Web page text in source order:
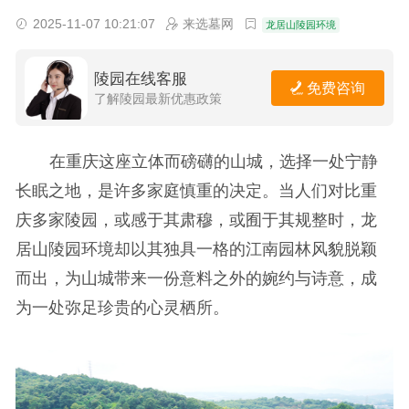
2025-11-07 10:21:07 来选墓网 龙居山陵园环境
陵园在线客服
了解陵园最新优惠政策
免费咨询
在重庆这座立体而磅礴的山城，选择一处宁静
长眠之地，是许多家庭慎重的决定。当人们对比重
庆多家陵园，或感于其肃穆，或囿于其规整时，龙
居山陵园环境却以其独具一格的江南园林风貌脱颖
而出，为山城带来一份意料之外的婉约与诗意，成
为一处弥足珍贵的心灵栖所。